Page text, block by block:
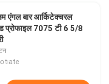
एंगल बार आर्किटेक्चरल
प्रोफाइल 7075 टी 6 5/8